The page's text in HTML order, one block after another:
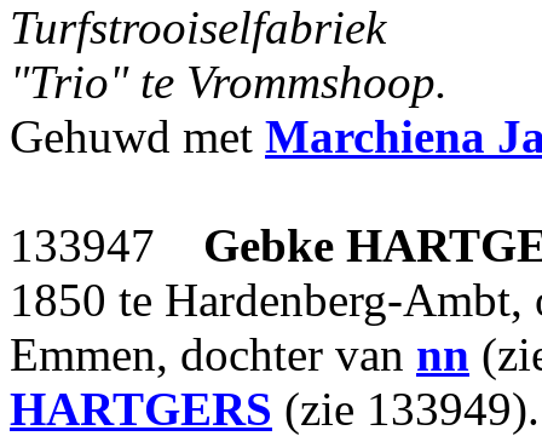
Turfstrooiselfabriek
"Trio" te Vrommshoop.
Gehuwd met Marchiena
133947 Gebke
1850 te Hardenberg-
Emmen, dochter van nn
HARTGERS (zie 133949).